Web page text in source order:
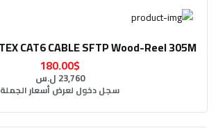
CAT6 CABLE SFTP Wood-Reel 305M
180.00$
23,760 ل.س
سجل دخول لعرض أسعار الجملة